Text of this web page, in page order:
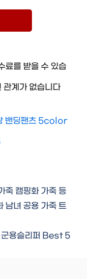
료를 받을 수 있습
관계가 없습니다
밴딩팬츠 5color
죽 캠핑화 가죽 등
남녀 공용 가죽 트
군용슬리퍼 Best 5